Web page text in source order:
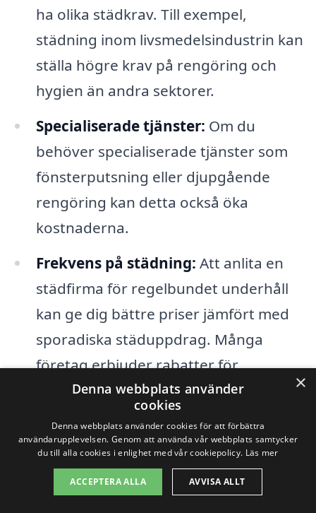
ha olika städkrav. Till exempel,
städning inom livsmedelsindustrin kan
ställa högre krav på rengöring och
hygien än andra sektorer.
Specialiserade tjänster: Om du
behöver specialiserade tjänster som
fönsterputsning eller djupgående
rengöring kan detta också öka
kostnaderna.
Frekvens på städning: Att anlita en
städfirma för regelbundet underhåll
kan ge dig bättre priser jämfört med
sporadiska städuppdrag. Många
företag erbjuder rabatter för
långsiktiga avtal.
Innan du gör ett val är det en bra idé att
samla in flera offerter för industristädning
i Kaxholmen. Genom att jämföra priser
×
Denna webbplats använder
cookies
Denna webbplats använder cookies för att förbättra
användarupplevelsen. Genom att använda vår webbplats samtycker
du till alla cookies i enlighet med vår cookiepolicy. Läs mer
ACCEPTERA ALLA AVVISA ALLT